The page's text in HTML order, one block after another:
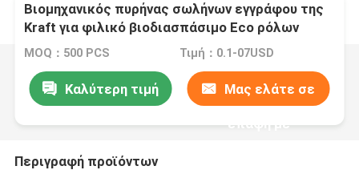
Βιομηχανικός πυρήνας σωλήνων εγγράφου της
Kraft για φιλικό βιοδιασπάσιμο Eco ρόλων
υφάσματος
MOQ：500 PCS Τιμή：0.1-07USD
Καλύτερη τιμή Μας ελάτε σε
επαφή με
Περιγραφή προϊόντων